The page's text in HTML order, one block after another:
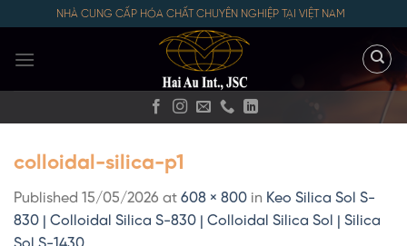
content
NHÀ CUNG CẤP HÓA CHẤT CHUYÊN NGHIỆP TẠI VIỆT NAM
colloidal-silica-p1
Published 15/05/2026 at 608 × 800 in Keo Silica Sol S-
830 | Colloidal Silica S-830 | Colloidal Silica Sol | Silica